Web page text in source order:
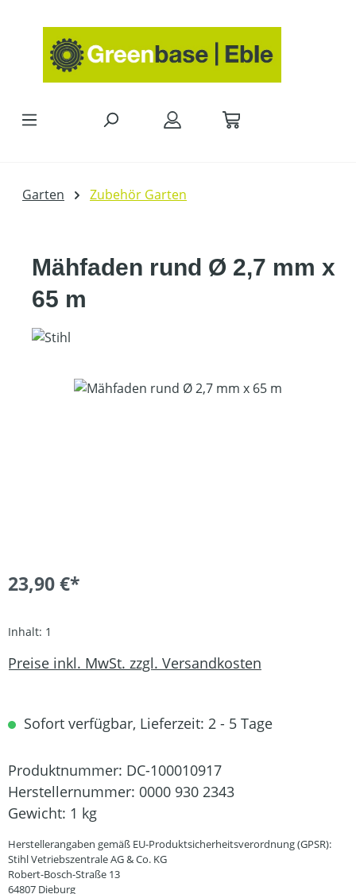
Garten Zubehör Garten
Mähfaden rund Ø 2,7 mm x
65 m
Bildergalerie überspringen
23,90 €*
Inhalt: 1
Preise inkl. MwSt. zzgl. Versandkosten
Sofort verfügbar, Lieferzeit: 2 - 5 Tage
Produktnummer: DC-100010917
Herstellernummer: 0000 930 2343
Gewicht: 1 kg
Herstellerangaben gemäß EU-Produktsicherheitsverordnung (GPSR):
Stihl Vetriebszentrale AG & Co. KG
Robert-Bosch-Straße 13
64807 Dieburg